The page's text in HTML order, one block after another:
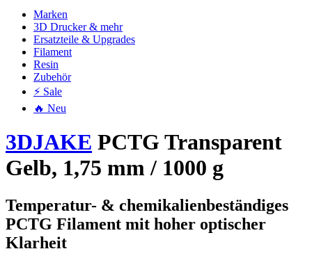
Marken
3D Drucker & mehr
Ersatzteile & Upgrades
Filament
Resin
Zubehör
⚡ Sale
🔥 Neu
3DJAKE PCTG Transparent
Gelb, 1,75 mm / 1000 g
Temperatur- & chemikalienbeständiges
PCTG Filament mit hoher optischer
Klarheit